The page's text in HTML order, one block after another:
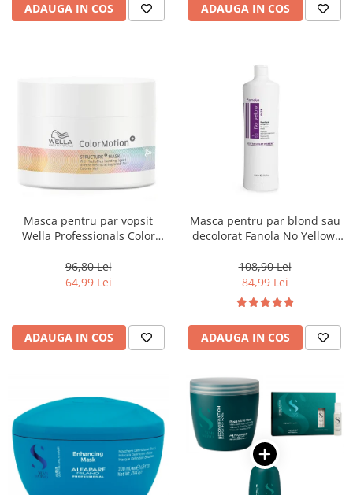
ADAUGA IN COS ADAUGA IN COS
Masca pentru par vopsit
Wella Professionals Color
96,80 Lei
64,99 Lei
ADAUGA IN COS
Masca pentru par blond sau
decolorat Fanola No Yellow,
108,90 Lei
84,99 Lei
ADAUGA IN COS